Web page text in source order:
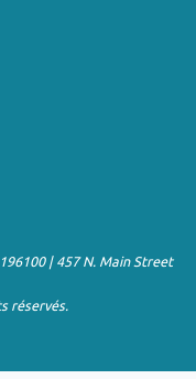
| 457 N. Main Street
réservés.